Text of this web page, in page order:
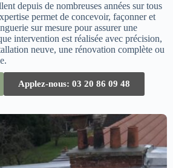
depuis de nombreuses années sur tous
permet de concevoir, façonner et
sur mesure pour assurer une
intervention est réalisée avec précision,
neuve, une rénovation complète ou
Applez-nous: 03 20 86 09 48